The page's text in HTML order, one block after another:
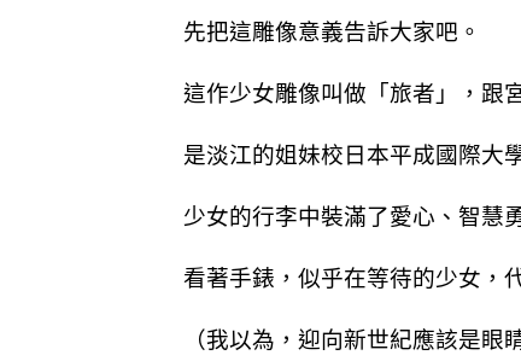
先把這雕像意義告訴大家吧。
這作少女雕像叫做「旅者」，跟
是淡江的姐妹校日本平成國際大
少女的行李中裝滿了愛心、智慧
看著手錶，似乎在等待的少女，
（我以為，迎向新世紀應該是眼